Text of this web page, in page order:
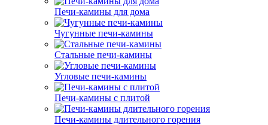
Печи-камины для дома
Чугунные печи-камины
Стальные печи-камины
Угловые печи-камины
Печи-камины с плитой
Печи-камины длительного горения